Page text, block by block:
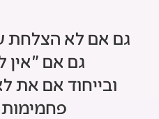
גם אם לא הצלחת
גם אם "אין
ובייחוד אם את